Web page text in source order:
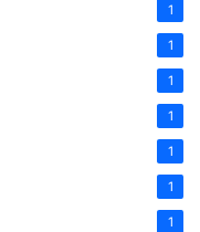
1
1
1
1
1
1
1